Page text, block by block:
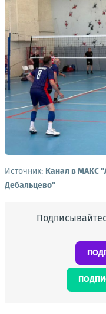
Источник: Канал в МАКС
Дебальцево"